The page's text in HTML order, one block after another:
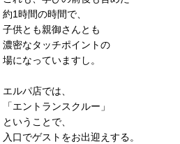
約1時間の時間で、
子供とも親御さんとも
濃密なタッチポイントの
場になっていますし。
エルパ店では、
「エントランスクルー」
ということで、
入口でゲストをお出迎えする。